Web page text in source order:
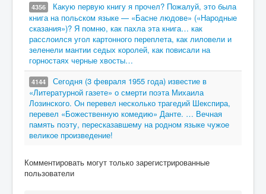
4356
Какую первую книгу я прочел? Пожалуй, это была
книга на польском языке — «Басне людове» («Народные
сказания»)? Я помню, как пахла эта книга… как
расслоился угол картонного переплета, как лиловели и
зеленели мантии седых королей, как повисали на
горностаях черные хвосты…
4144
Сегодня (3 февраля 1955 года) известие в
«Литературной газете» о смерти поэта Михаила
Лозинского. Он перевел несколько трагедий Шекспира,
перевел «Божественную комедию» Данте. … Вечная
память поэту, пересказавшему на родном языке чужое
великое произведение!
Комментировать могут только зарегистрированные
пользователи